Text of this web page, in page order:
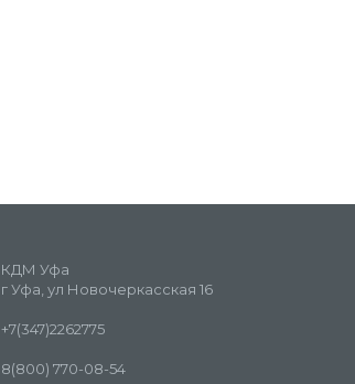
КДМ Уфа
г Уфа, ул Новочеркасская 16
+7(347)2262775
8(800) 770-08-54